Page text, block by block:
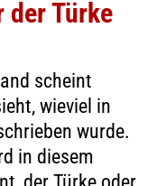
der Türke
scheint
wieviel in
wurde.
in diesem